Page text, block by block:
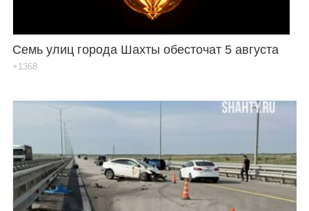
Семь улиц города Шахты обесточат 5 августа
+1368